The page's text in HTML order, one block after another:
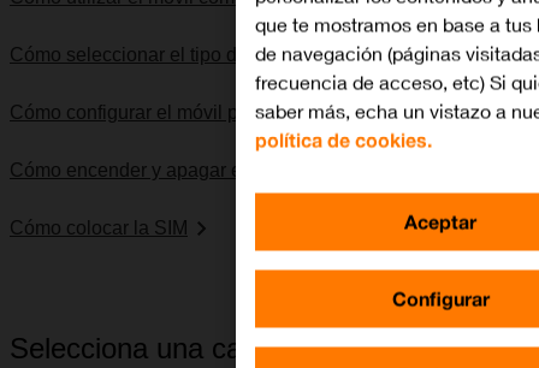
Cómo seleccionar el tipo de red
Cómo configurar el móvil para internet
Cómo encender y apagar el móvil
Cómo colocar la SIM
Selecciona una categoría
que te mostramos en base a tus
de navegación (páginas
frecuencia de acceso, etc) Si
saber más, echa un vistazo a
política de cookies.
Configurar
Aceptar